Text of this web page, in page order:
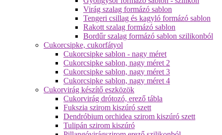
Virág szalag formázó sablon
Tengeri csillag és kagyló formázó sablon
Rakott szalag formázó sablon
Bordűr szalag formázó sablon szilikonból
Cukorcsipke, cukorfátyol
Cukorcsipke sablon - nagy méret
Cukorcsipke sablon, nagy méret 2
Cukorcsipke sablon, nagy méret 3
Cukorcsipke sablon, nagy méret 4
Cukorvirág készítő eszközök
Cukorvirág drótozó, erező tábla
Fukszia szirom kiszúró szett
Dendróbium orchidea szirom kiszúró szett
Tulipán szirom kiszúró